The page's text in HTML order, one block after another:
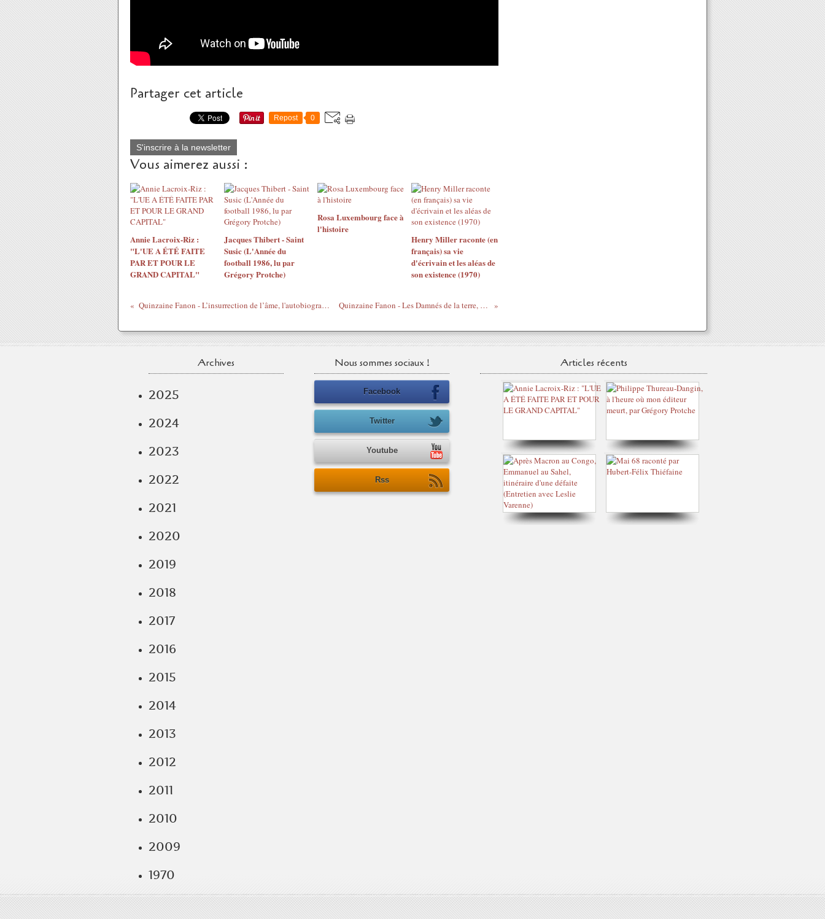
Partager cet article
Repost 0
S'inscrire à la newsletter
Vous aimerez aussi :
Annie Lacroix-Riz :
"L'UE A ÉTÉ FAITE
PAR ET POUR LE
GRAND CAPITAL"
Jacques Thibert - Saint
Susic (L'Année du
football 1986, lu par
Grégory Protche)
Rosa Luxembourg face à
l'histoire
Henry Miller raconte (en
français) sa vie
d'écrivain et les aléas de
son existence (1970)
Quinzaine Fanon - L’insurrection de l’âme, l'autobiographie imaginée de Frantz Fanon (Raphaël Confiant) Quinzaine Fanon - Les Damnés de la terre, premières pages lues par Grégory Protche
Archives
2025
2024
2023
2022
2021
2020
2019
2018
2017
2016
2015
2014
2013
2012
2011
2010
2009
1970
Nous sommes sociaux !
Facebook
Twitter
Youtube
Rss
Articles récents